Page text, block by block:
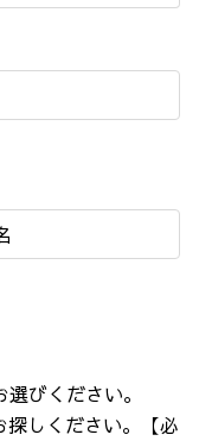
びください。
しください。【必